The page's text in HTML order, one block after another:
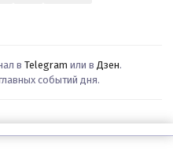
в Telegram или в Дзен.
событий дня.